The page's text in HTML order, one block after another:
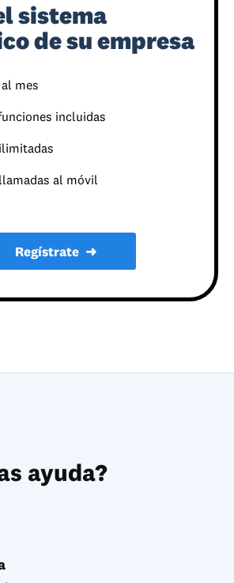
sistema
de su empresa
mes
incluidas
al móvil
➜
ayuda?